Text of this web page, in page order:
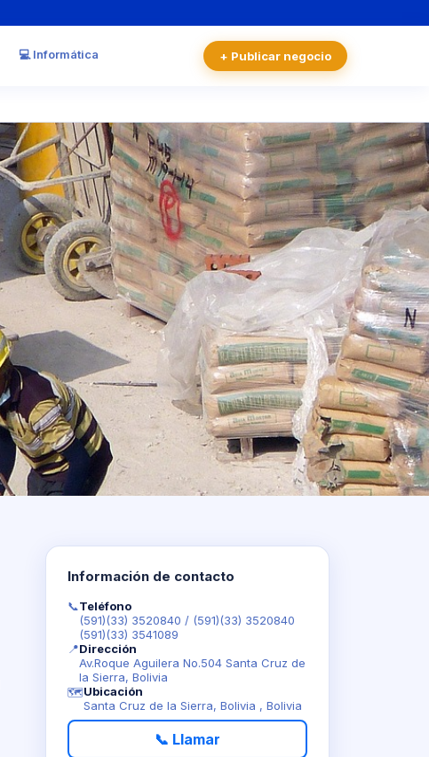
💻 Informática + Publicar negocio
Información de contacto
📞Teléfono
(591)(33) 3520840 / (591)(33) 3520840
(591)(33) 3541089
📍Dirección
Av.Roque Aguilera No.504 Santa Cruz de
la Sierra, Bolivia
🗺️Ubicación
Santa Cruz de la Sierra, Bolivia , Bolivia
📞 Llamar